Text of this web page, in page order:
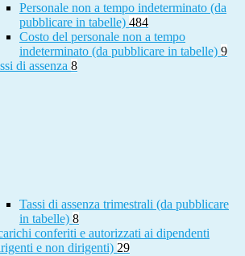
Personale non a tempo indeterminato (da
pubblicare in tabelle) 484
Costo del personale non a tempo
indeterminato (da pubblicare in tabelle) 9
di assenza 8
Tassi di assenza trimestrali (da pubblicare
in tabelle) 8
conferiti e autorizzati ai dipendenti
e non dirigenti) 29